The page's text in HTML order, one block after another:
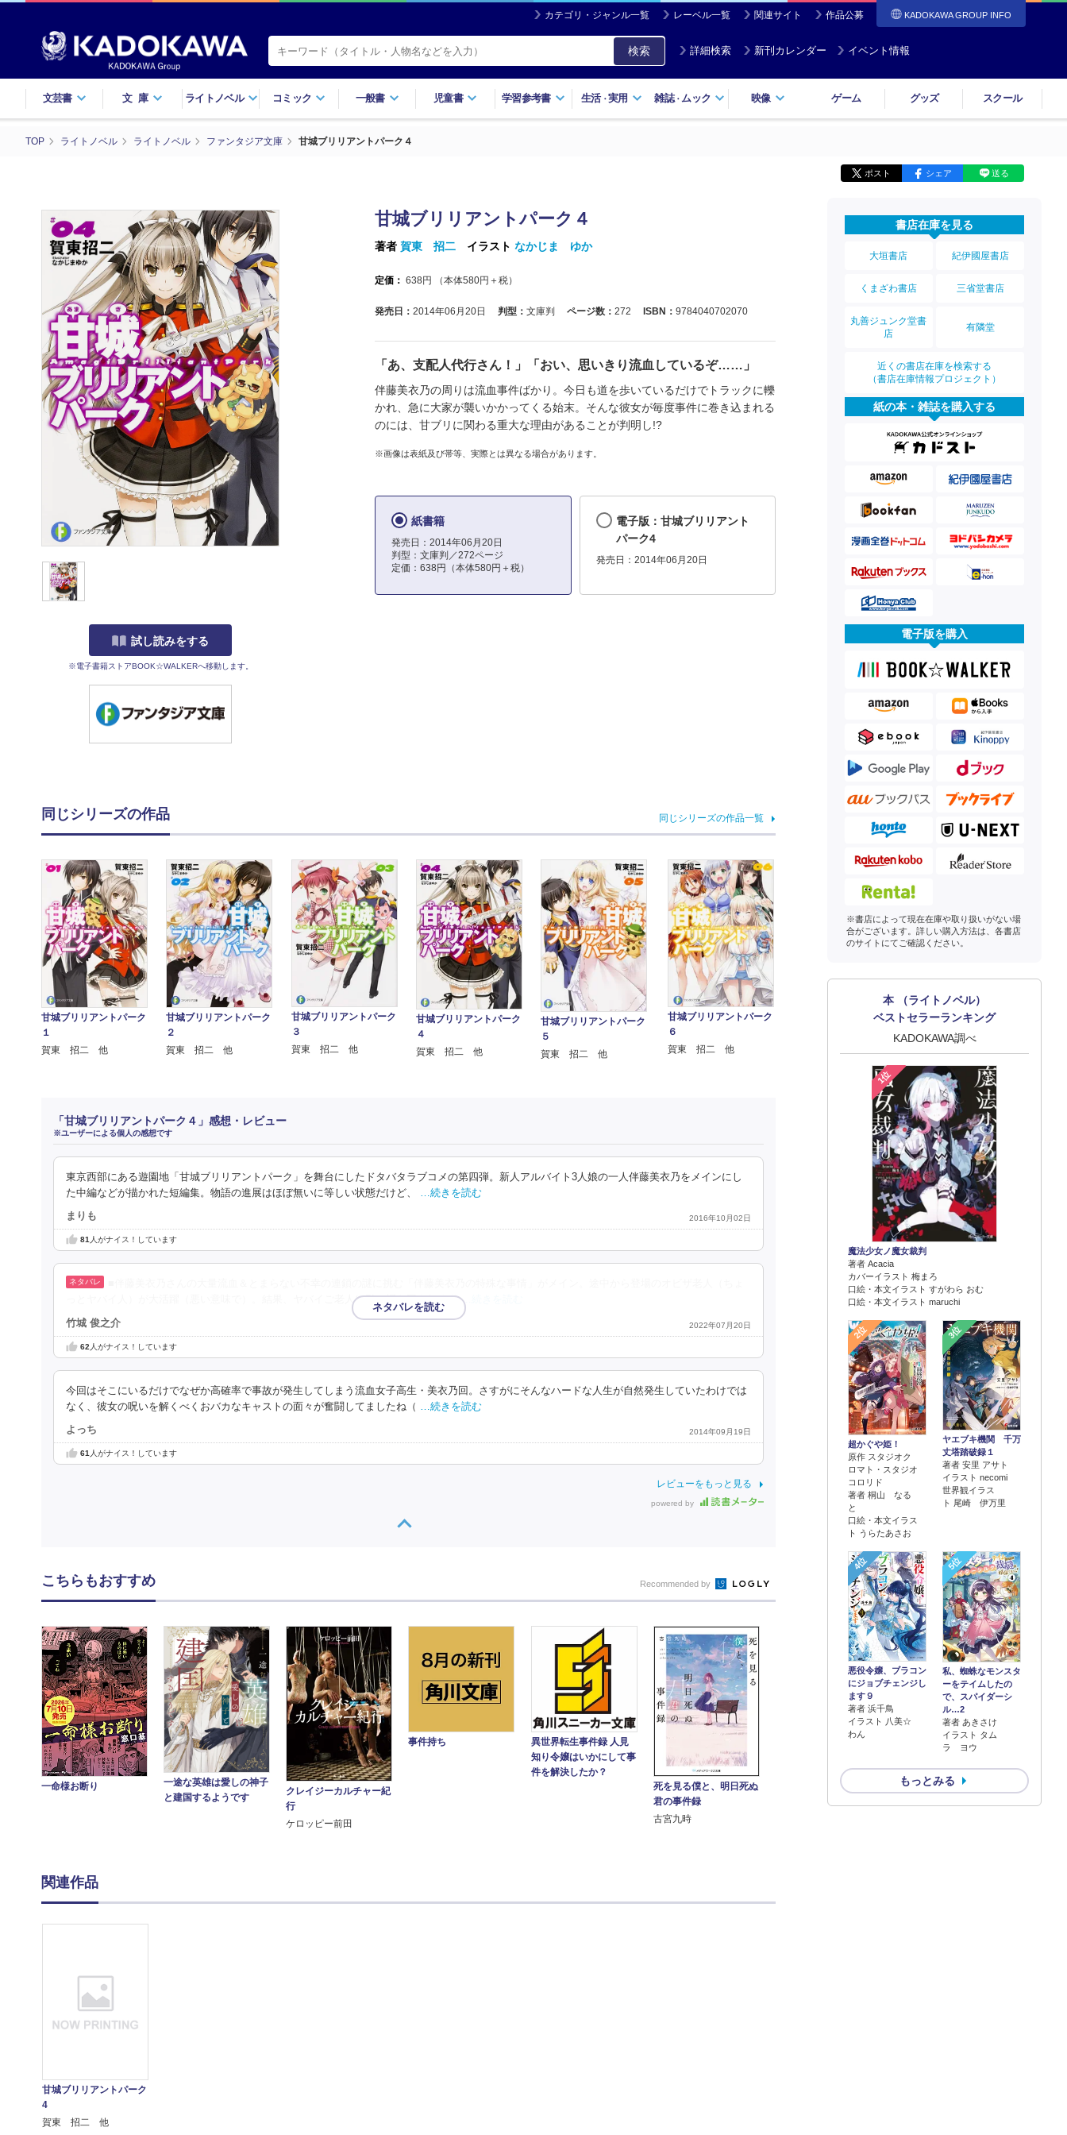
カテゴリ・ジャンル一覧 レーベル一覧 関連サイト 作品公募 KADOKAWA GROUP INFO
検索 詳細検索 新刊カレンダー イベント情報
文芸書 文庫 ライトノベル コミック 一般書 児童書 学習参考書 生活・実用 雑誌・ ムック 映像 ゲーム グッズ スクール
TOP ライトノベル ライトノベル ファンタジア文庫 甘城ブリリアントパーク４
ポスト シェア 送る
試し読みをする
※電子書籍ストアBOOK☆WALKERへ移動します。
甘城ブリリアントパーク４
著者 賀東 招二 イラスト なかじま ゆか
定価： 638円 （本体580円＋税）
発売日： 2014年06月20日 判型： 文庫判 ページ数： 272 ISBN： 9784040702070
「あ、支配人代行さん！」「おい、思いきり流血しているぞ……」
伴藤美衣乃の周りは流血事件ばかり。今日も道を歩いているだけでトラックに轢
かれ、急に大家が襲いかかってくる始末。そんな彼女が毎度事件に巻き込まれる
のには、甘ブリに関わる重大な理由があることが判明し!?
※画像は表紙及び帯等、実際とは異なる場合があります。
紙書籍
発売日：2014年06月20日
判型：文庫判／272ページ
定価：638円（本体580円＋税）
電子版：甘城ブリリアント
パーク4
発売日：2014年06月20日
同じシリーズの作品 同じシリーズの作品一覧
甘城ブリリアントパーク
１
賀東 招二 他
甘城ブリリアントパーク
２
賀東 招二 他
甘城ブリリアントパーク
３
賀東 招二 他
甘城ブリリアントパーク
４
賀東 招二 他
甘城ブリリアントパーク
５
賀東 招二 他
甘城ブリリアントパーク
６
賀東 招二 他
「甘城ブリリアントパーク４」感想・レビュー
※ユーザーによる個人の感想です
東京西部にある遊園地「甘城ブリリアントパーク」を舞台にしたドタバタラブコメの第四弾。新人アルバイト3人娘の一人伴藤美衣乃をメインにし
た中編などが描かれた短編集。物語の進展はほぼ無いに等しい状態だけど、
…続きを読む
まりも 2016年10月02日
81 人がナイス！しています
っとヤバイ人）が大活躍（悪い意味で）。結果、ヤバイご老人に引っ掻き回されるド …続きを読む
竹城 俊之介 2022年07月20日
62 人がナイス！しています
今回はそこにいるだけでなぜか高確率で事故が発生してしまう流血女子高生・美衣乃回。さすがにそんなハードな人生が自然発生していたわけでは
なく、彼女の呪いを解くべくおバカなキャストの面々が奮闘してましたね（
…続きを読む
よっち 2014年09月19日
61人がナイス！しています
レビューをもっと見る
powered by
書店在庫を見る
大垣書店 紀伊國屋書店
くまざわ書店 三省堂書店
丸善ジュンク堂書
店
有隣堂
近くの書店在庫を検索する
（書店在庫情報プロジェクト）
紙の本・雑誌を購入する
電子版を購入
※書店によって現在在庫や取り扱いがない場
合がございます。詳しい購入方法は、各書店
のサイトにてご確認ください。
本 （ライトノベル）
ベストセラーランキング
KADOKAWA調べ
1位
魔法少女ノ魔女裁判
著者 Acacia
カバーイラスト 梅まろ
口絵・本文イラスト すがわら おむ
口絵・本文イラスト maruchi
2位
超かぐや姫！
原作 スタジオク
ロマト・スタジオ
コロリド
著者 桐山 なる
と
口絵・本文イラス
ト うらたあさお
3位
ヤエブキ機関 千万
丈塔踏破録１
著者 安里 アサト
イラスト necomi
世界観イラス
ト 尾崎 伊万里
4位
悪役令嬢、ブラコン
にジョブチェンジし
ます９
著者 浜千鳥
イラスト 八美☆
わん
5位
私、蜘蛛なモンスタ
ーをテイムしたの
で、スパイダーシ
ル…2
著者 あきさけ
イラスト タム
ラ ヨウ
もっとみる
こちらもおすすめ Recommended by
一命様お断り
一途な英雄は愛しの神子
と建国するようです
クレイジーカルチャー紀
行
ケロッピー前田
事件持ち
異世界転生事件録 人見
知り令嬢はいかにして事
件を解決したか？
死を見る僕と、明日死ぬ
君の事件録
古宮九時
関連作品
甘城ブリリアントパーク
4
賀東 招二 他